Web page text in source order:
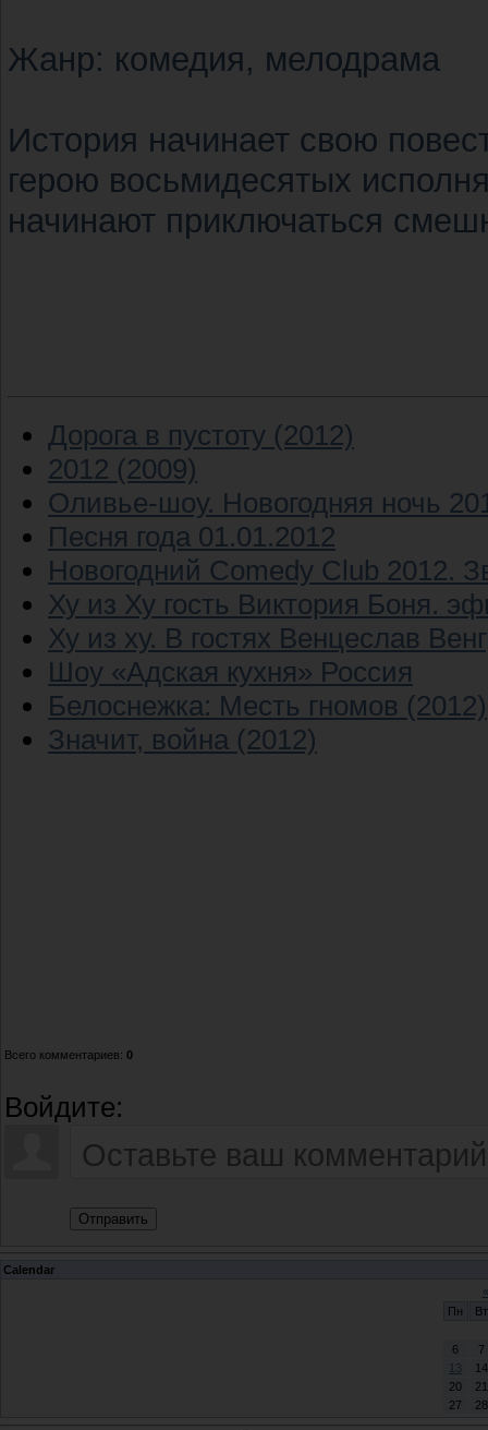
Жанр: комедия, мелодрама
История начинает свою
герою восьмидесятых
начинают приключаться
Дорога в пустоту (2012)
2012 (2009)
Оливье-шоу. Новогодняя ночь
Песня года 01.01.2012
Новогодний Comedy Club 2012.
Ху из Ху гость Виктория Боня.
Ху из ху. В гостях Венцеслав
Шоу «Адская кухня» Россия
Белоснежка: Месть гномов (2012)
Значит, война (2012)
Всего комментариев: 0
Войдите:
Отправить
Calendar
«
Пн
Вт
6
7
13
14
20
21
27
28